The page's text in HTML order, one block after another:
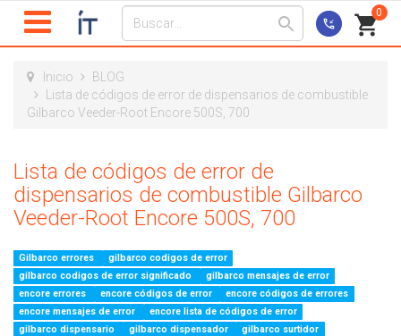
0
Inicio
BLOG
Lista de códigos de error de dispensarios de combustible
Gilbarco Veeder-Root Encore 500S, 700
Lista de códigos de error de
dispensarios de combustible Gilbarco
Veeder-Root Encore 500S, 700
Gilbarco errores
gilbarco codigos de error
gilbarco codigos de error significado
gilbarco mensajes de error
encore errores
encore códigos de error
encore códigos de errores
encore mensajes de error
encore lista de códigos de error
gilbarco dispensario
gilbarco dispensador
gilbarco surtidor